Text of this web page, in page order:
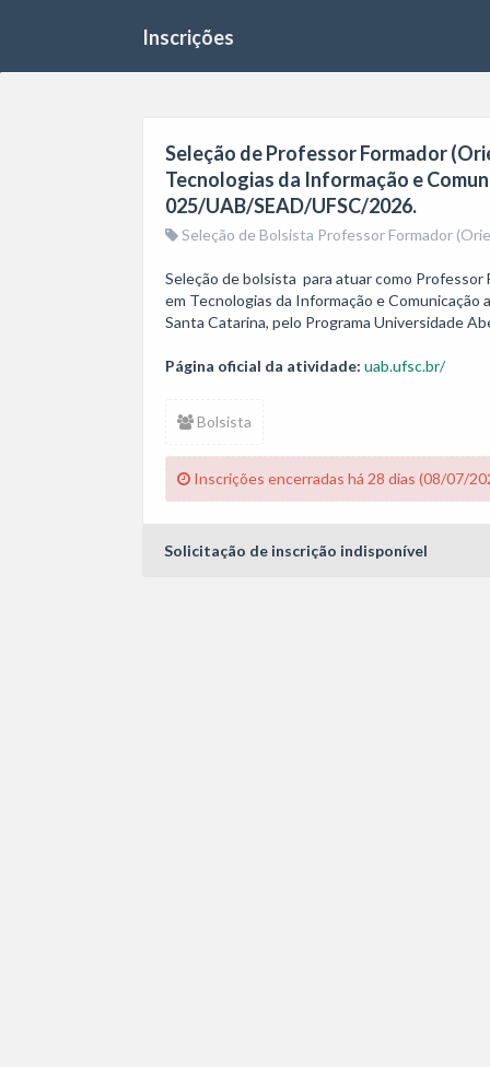
Inscrições
Seleção de Professor Formador
Tecnologias da Informação e
025/UAB/SEAD/UFSC/2026.
Seleção de Bolsista Professor Formador
Seleção de bolsista  para atuar como
em Tecnologias da Informação e Comunicação
Santa Catarina, pelo Programa Universidade
Página oficial da atividade: uab.ufsc.br/
Bolsista
Inscrições encerradas há 28 dias (08/07/
Solicitação de inscrição indisponível